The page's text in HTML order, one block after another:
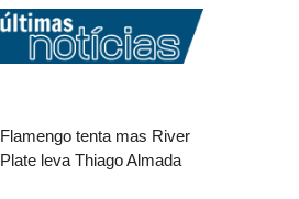
Flamengo tenta mas River
Plate leva Thiago Almada